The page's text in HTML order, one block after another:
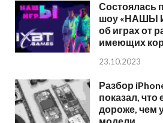
Состоялась
шоу «НАШЫ
об играх от
имеющих
23.10.2023
Разбор
показал, что
дороже, чем